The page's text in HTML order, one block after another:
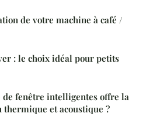
de votre machine à café /
: le choix idéal pour petits
de fenêtre intelligentes offre la
et acoustique ?